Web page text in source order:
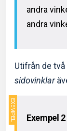
andra
andra
Utifrån de
sidovinklar
Exempel 2